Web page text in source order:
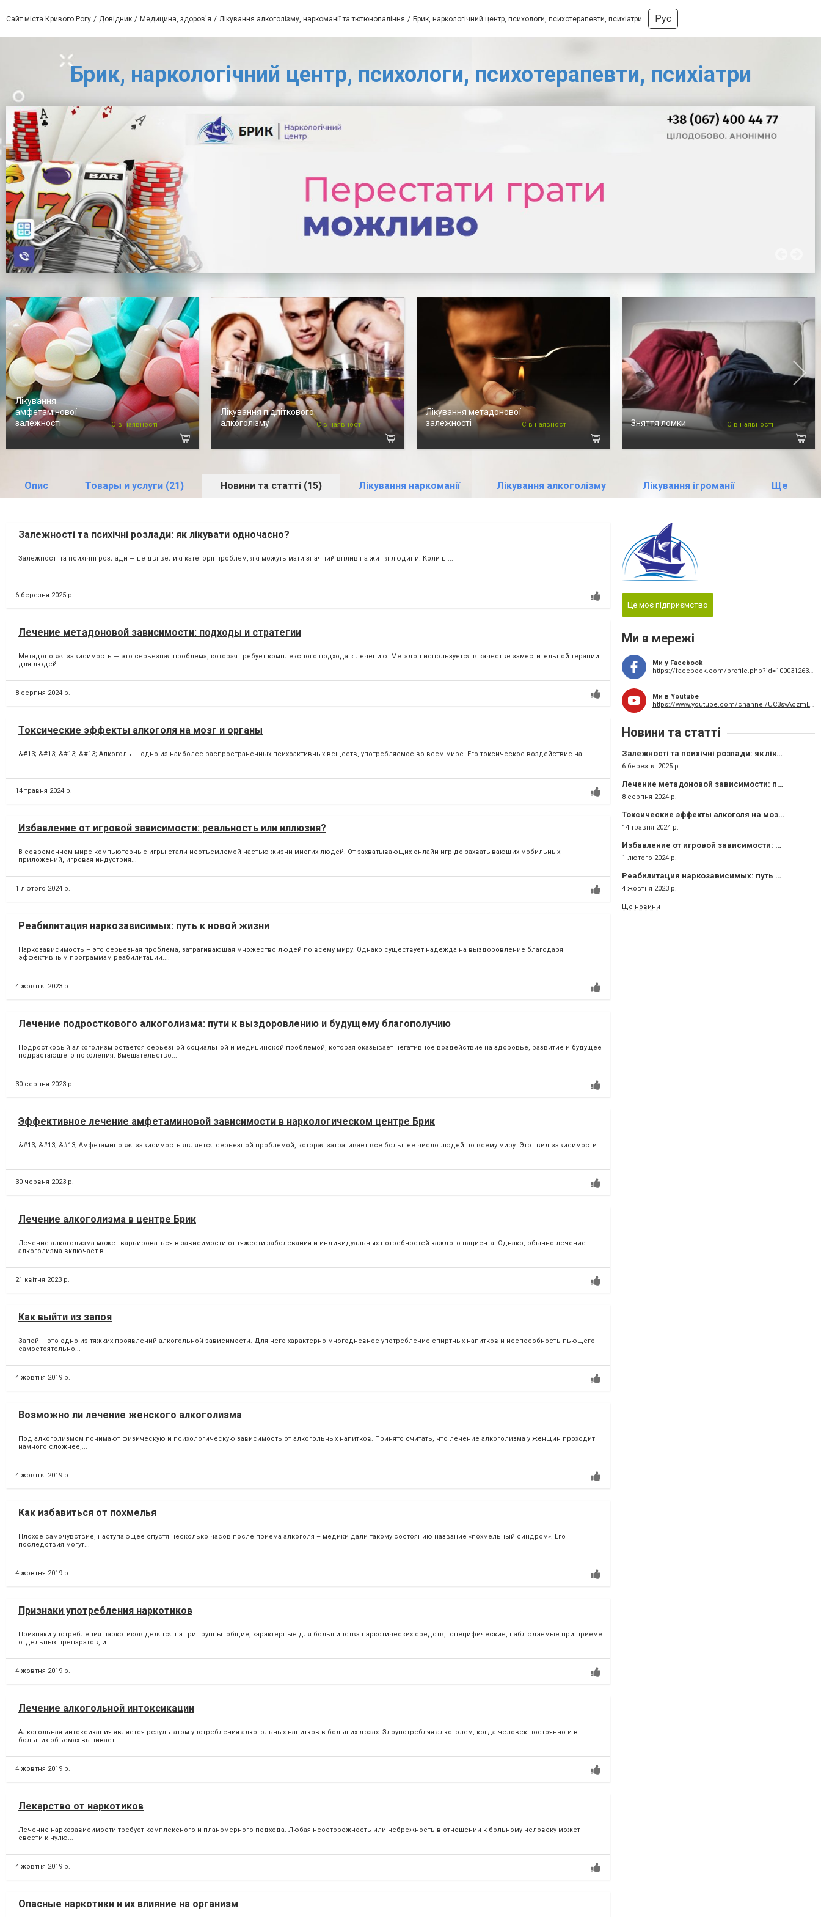
Сайт міста Кривого Рогу Довідник Медицина, здоров'я Лікування алкоголізму, наркоманії та тютюнопаління Брик, наркологічний центр, психологи, психотерапевти, психіатри Рус
Брик, наркологічний центр, психологи, психотерапевти, психіатри
Лікування
амфетамінової
залежності
Є в наявності
Лікування підліткового
алкоголізму
Є в наявності
Лікування метадонової
залежності
Є в наявності Зняття ломки Є в наявності
Опис Товары и услуги (21) Новини та статті (15) Лікування наркоманії Лікування алкоголізму Лікування ігроманії Ще
Залежності та психічні розлади: як лікувати одночасно?
Залежності та психічні розлади — це дві великі категорії проблем, які можуть мати значний вплив на життя людини. Коли ці...
6 березня 2025 р.
Лечение метадоновой зависимости: подходы и стратегии
Метадоновая зависимость — это серьезная проблема, которая требует комплексного подхода к лечению. Метадон используется в качестве заместительной терапии
для людей...
8 серпня 2024 р.
Токсические эффекты алкоголя на мозг и органы
&#13; &#13; &#13; &#13; Алкоголь — одно из наиболее распространенных психоактивных веществ, употребляемое во всем мире. Его токсическое воздействие на...
14 травня 2024 р.
Избавление от игровой зависимости: реальность или иллюзия?
В современном мире компьютерные игры стали неотъемлемой частью жизни многих людей. От захватывающих онлайн-игр до захватывающих мобильных
приложений, игровая индустрия...
1 лютого 2024 р.
Реабилитация наркозависимых: путь к новой жизни
Наркозависимость – это серьезная проблема, затрагивающая множество людей по всему миру. Однако существует надежда на выздоровление благодаря
эффективным программам реабилитации....
4 жовтня 2023 р.
Лечение подросткового алкоголизма: пути к выздоровлению и будущему благополучию
Подростковый алкоголизм остается серьезной социальной и медицинской проблемой, которая оказывает негативное воздействие на здоровье, развитие и будущее
подрастающего поколения. Вмешательство...
30 серпня 2023 р.
Эффективное лечение амфетаминовой зависимости в наркологическом центре Брик
&#13; &#13; &#13; Амфетаминовая зависимость является серьезной проблемой, которая затрагивает все большее число людей по всему миру. Этот вид зависимости...
30 червня 2023 р.
Лечение алкоголизма в центре Брик
Лечение алкоголизма может варьироваться в зависимости от тяжести заболевания и индивидуальных потребностей каждого пациента. Однако, обычно лечение
алкоголизма включает в...
21 квітня 2023 р.
Как выйти из запоя
Запой – это одно из тяжких проявлений алкогольной зависимости. Для него характерно многодневное употребление спиртных напитков и неспособность пьющего
самостоятельно...
4 жовтня 2019 р.
Возможно ли лечение женского алкоголизма
Под алкоголизмом понимают физическую и психологическую зависимость от алкогольных напитков. Принято считать, что лечение алкоголизма у женщин проходит
намного сложнее,...
4 жовтня 2019 р.
Как избавиться от похмелья
Плохое самочувствие, наступающее спустя несколько часов после приема алкоголя – медики дали такому состоянию название «похмельный синдром». Его
последствия могут...
4 жовтня 2019 р.
Признаки употребления наркотиков
Признаки употребления наркотиков делятся на три группы: общие, характерные для большинства наркотических средств, специфические, наблюдаемые при приеме
отдельных препаратов, и...
4 жовтня 2019 р.
Лечение алкогольной интоксикации
Алкогольная интоксикация является результатом употребления алкогольных напитков в больших дозах. Злоупотребляя алкоголем, когда человек постоянно и в
больших объемах выпивает...
4 жовтня 2019 р.
Лекарство от наркотиков
Лечение наркозависимости требует комплексного и планомерного подхода. Любая неосторожность или небрежность в отношении к больному человеку может
свести к нулю...
4 жовтня 2019 р.
Опасные наркотики и их влияние на организм
Це моє підприємство
Ми в мережі
Ми у Facebook
https://facebook.com/profile.php?id=100031263648156
Ми в Youtube
https://www.youtube.com/channel/UC3svAczmLIf02oUWc52hUkQ
Новини та статті
Залежності та психічні розлади: як лікувати одночасно?
6 березня 2025 р.
Лечение метадоновой зависимости: подходы и стратегии
8 серпня 2024 р.
Токсические эффекты алкоголя на мозг и органы
14 травня 2024 р.
Избавление от игровой зависимости: реальность или иллюзия?
1 лютого 2024 р.
Реабилитация наркозависимых: путь к новой жизни
4 жовтня 2023 р.
Ще новини